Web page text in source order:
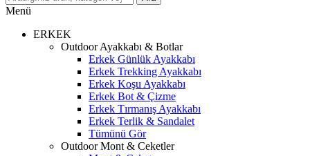
Menü
ERKEK
Outdoor Ayakkabı & Botlar
Erkek Günlük Ayakkabı
Erkek Trekking Ayakkabı
Erkek Koşu Ayakkabı
Erkek Bot & Çizme
Erkek Tırmanış Ayakkabı
Erkek Terlik & Sandalet
Tümünü Gör
Outdoor Mont & Ceketler